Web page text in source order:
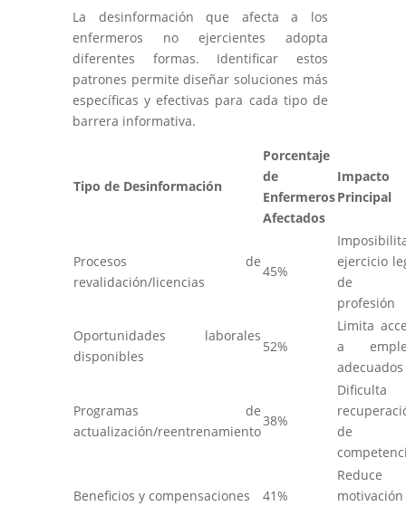
La desinformación que afecta a los
enfermeros no ejercientes adopta
diferentes formas. Identificar estos
patrones permite diseñar soluciones más
específicas y efectivas para cada tipo de
barrera informativa.
Tipo de Desinformación
Porcentaje
de
Enfermeros
Afectados
Impacto
Principal
Procesos de
revalidación/licencias
45%
ejercicio
de
profesión
Oportunidades laborales
disponibles
52%
Limita
a
adecuados
Programas de
actualización/reentrenamiento
38%
Dificulta
de
Beneficios y compensaciones 41%
Reduce
motivación